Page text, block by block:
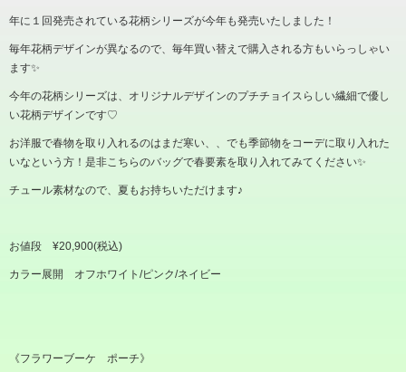
年に１回発売されている花柄シリーズが今年も発売いたしました！
毎年花柄デザインが異なるので、毎年買い替えで購入される方もいらっしゃい
ます✨
今年の花柄シリーズは、オリジナルデザインのプチチョイスらしい繊細で優し
い花柄デザインです♡
お洋服で春物を取り入れるのはまだ寒い、、でも季節物をコーデに取り入れた
いなという方！是非こちらのバッグで春要素を取り入れてみてください✨
チュール素材なので、夏もお持ちいただけます♪
お値段 ¥20,900(税込)
カラー展開 オフホワイト/ピンク/ネイビー
《フラワーブーケ ポーチ》